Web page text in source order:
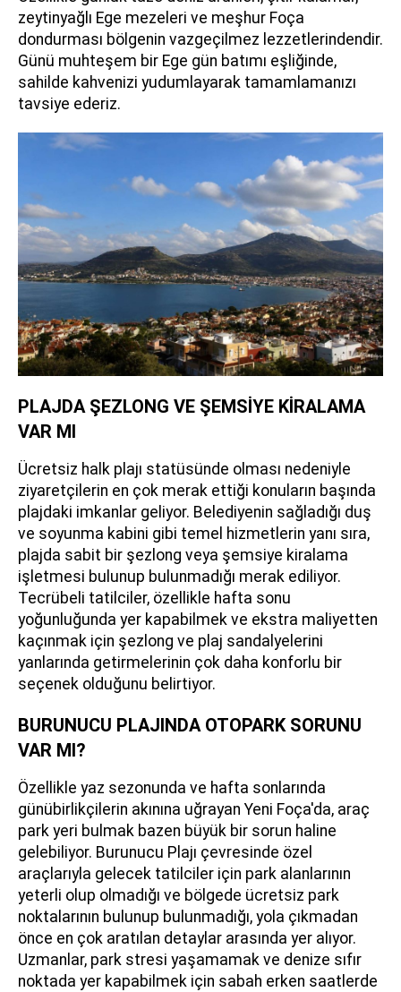
zeytinyağlı Ege mezeleri ve meşhur Foça
dondurması bölgenin vazgeçilmez lezzetlerindendir.
Günü muhteşem bir Ege gün batımı eşliğinde,
sahilde kahvenizi yudumlayarak tamamlamanızı
tavsiye ederiz.
PLAJDA ŞEZLONG VE ŞEMSİYE KİRALAMA
VAR MI
Ücretsiz halk plajı statüsünde olması nedeniyle
ziyaretçilerin en çok merak ettiği konuların başında
plajdaki imkanlar geliyor. Belediyenin sağladığı duş
ve soyunma kabini gibi temel hizmetlerin yanı sıra,
plajda sabit bir şezlong veya şemsiye kiralama
işletmesi bulunup bulunmadığı merak ediliyor.
Tecrübeli tatilciler, özellikle hafta sonu
yoğunluğunda yer kapabilmek ve ekstra maliyetten
kaçınmak için şezlong ve plaj sandalyelerini
yanlarında getirmelerinin çok daha konforlu bir
seçenek olduğunu belirtiyor.
BURUNUCU PLAJINDA OTOPARK SORUNU
VAR MI?
Özellikle yaz sezonunda ve hafta sonlarında
günübirlikçilerin akınına uğrayan Yeni Foça'da, araç
park yeri bulmak bazen büyük bir sorun haline
gelebiliyor. Burunucu Plajı çevresinde özel
araçlarıyla gelecek tatilciler için park alanlarının
yeterli olup olmadığı ve bölgede ücretsiz park
noktalarının bulunup bulunmadığı, yola çıkmadan
önce en çok aratılan detaylar arasında yer alıyor.
Uzmanlar, park stresi yaşamamak ve denize sıfır
noktada yer kapabilmek için sabah erken saatlerde